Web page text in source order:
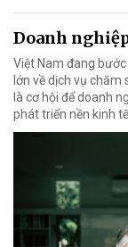
Doanh
Việt Nam đang
lớn về dịch vụ
là cơ hội để doanh
phát triển nền kinh